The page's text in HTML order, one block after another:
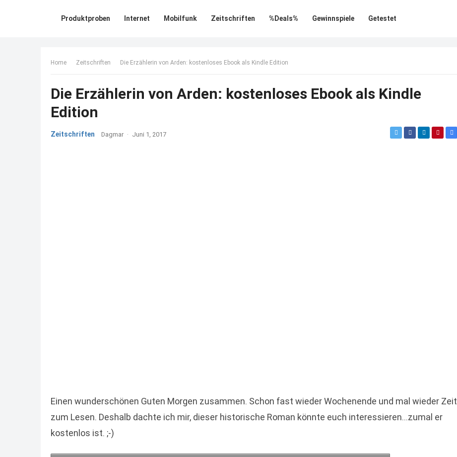
Produktproben Internet Mobilfunk Zeitschriften %Deals% Gewinnspiele Getestet
Home Zeitschriften Die Erzählerin von Arden: kostenloses Ebook als Kindle Edition
Die Erzählerin von Arden: kostenloses Ebook als Kindle
Edition
Zeitschriften Dagmar · Juni 1, 2017
Einen wunderschönen Guten Morgen zusammen. Schon fast wieder Wochenende und mal wieder Zeit
zum Lesen. Deshalb dachte ich mir, dieser historische Roman könnte euch interessieren…zumal er
kostenlos ist. ;-)